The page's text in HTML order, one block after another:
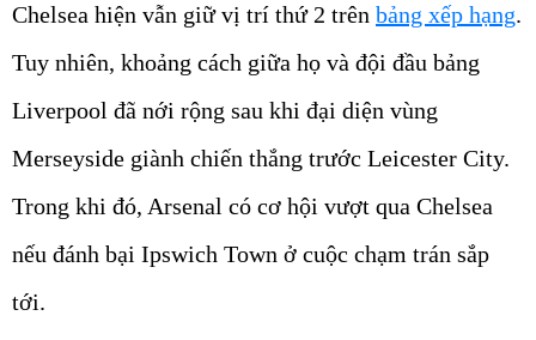
Chelsea hiện vẫn giữ vị trí thứ 2 trên bảng xếp hạng.
Tuy nhiên, khoảng cách giữa họ và đội đầu bảng
Liverpool đã nới rộng sau khi đại diện vùng
Merseyside giành chiến thắng trước Leicester City.
Trong khi đó, Arsenal có cơ hội vượt qua Chelsea
nếu đánh bại Ipswich Town ở cuộc chạm trán sắp
tới.